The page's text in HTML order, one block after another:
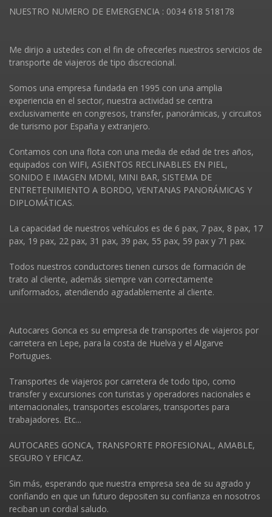
NUESTRO NUMERO DE EMERGENCIA : 0034 618 518178
Me dirijo a ustedes con el fin de ofrecerles nuestros servicios de
transporte de viajeros de tipo discrecional.
Somos una empresa fundada en 1995 con una amplia
experiencia en el sector, nuestra actividad se centra
exclusivamente en congresos, transfer, panorámicas, y circuitos
de turismo por España y extranjero.
Contamos con una flota con una media de edad de tres años,
equipados con WIFI, ASIENTOS RECLINABLES EN PIEL,
SONIDO E IMAGEN MDMI, MINI BAR, SISTEMA DE
ENTRETENIMIENTO A BORDO, VENTANAS PANORÁMICAS Y
DIPLOMÁTICAS.
La capacidad de nuestros vehí­culos es de 6 pax, 7 pax, 8 pax, 17
pax, 19 pax, 22 pax, 31 pax, 39 pax, 55 pax, 59 pax y 71 pax.
Todos nuestros conductores tienen cursos de formación de
trato al cliente, además siempre van correctamente
uniformados, atendiendo agradablemente al cliente.
Autocares Gonca es su empresa de transportes de viajeros por
carretera en Lepe, para la costa de Huelva y el Algarve
Portugues.
Transportes de viajeros por carretera de todo tipo, como
transfer y excursiones con turistas y operadores nacionales e
internacionales, transportes escolares, transportes para
trabajadores. Etc...
AUTOCARES GONCA, TRANSPORTE PROFESIONAL, AMABLE,
SEGURO Y EFICAZ.
Sin más, esperando que nuestra empresa sea de su agrado y
confiando en que un futuro depositen su confianza en nosotros
reciban un cordial saludo.